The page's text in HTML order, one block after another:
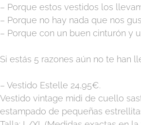
– Porque estos vestidos los
– Porque no hay nada que nos
– Porque con un buen cinturón y
Si estás 5 razones aún no te han
– Vestido Estelle 24,95€.
Vestido vintage midi de cuello
estampado de pequeñas